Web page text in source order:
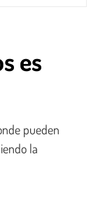
es
pueden
la